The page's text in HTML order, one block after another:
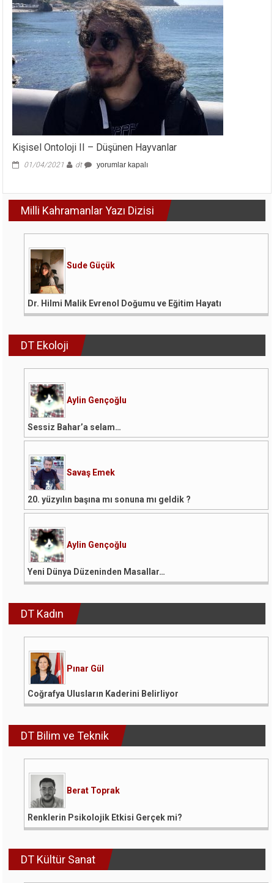
Kişisel Ontoloji II – Düşünen Hayvanlar
01/04/2021 dt
Kişisel
Düşünen
Hayvanlar
yorumlar kapalı
Milli Kahramanlar Yazı Dizisi
Sude Güçük
Dr. Hilmi Malik Evrenol Doğumu ve Eğitim Hayatı
DT Ekoloji
Aylin Gençoğlu
Sessiz Bahar’a selam…
Savaş Emek
20. yüzyılın başına mı sonuna mı geldik ?
Aylin Gençoğlu
Yeni Dünya Düzeninden Masallar…
DT Kadın
Pınar Gül
Coğrafya Ulusların Kaderini Belirliyor
DT Bilim ve Teknik
Berat Toprak
Renklerin Psikolojik Etkisi Gerçek mi?
DT Kültür Sanat